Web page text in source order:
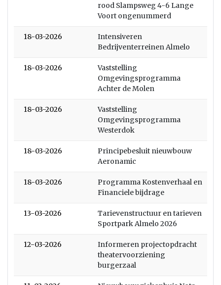
rood Slampsweg 4-6 Lange
Voort ongenummerd
18-03-2026
Intensiveren
Bedrijventerreinen Almelo
18-03-2026
Vaststelling
Omgevingsprogramma
Achter de Molen
18-03-2026
Vaststelling
Omgevingsprogramma
Westerdok
18-03-2026
Principebesluit nieuwbouw
Aeronamic
18-03-2026
Programma Kostenverhaal en
Financiele bijdrage
13-03-2026
Tarievenstructuur en tarieven
Sportpark Almelo 2026
12-03-2026
Informeren projectopdracht
theatervoorziening
burgerzaal